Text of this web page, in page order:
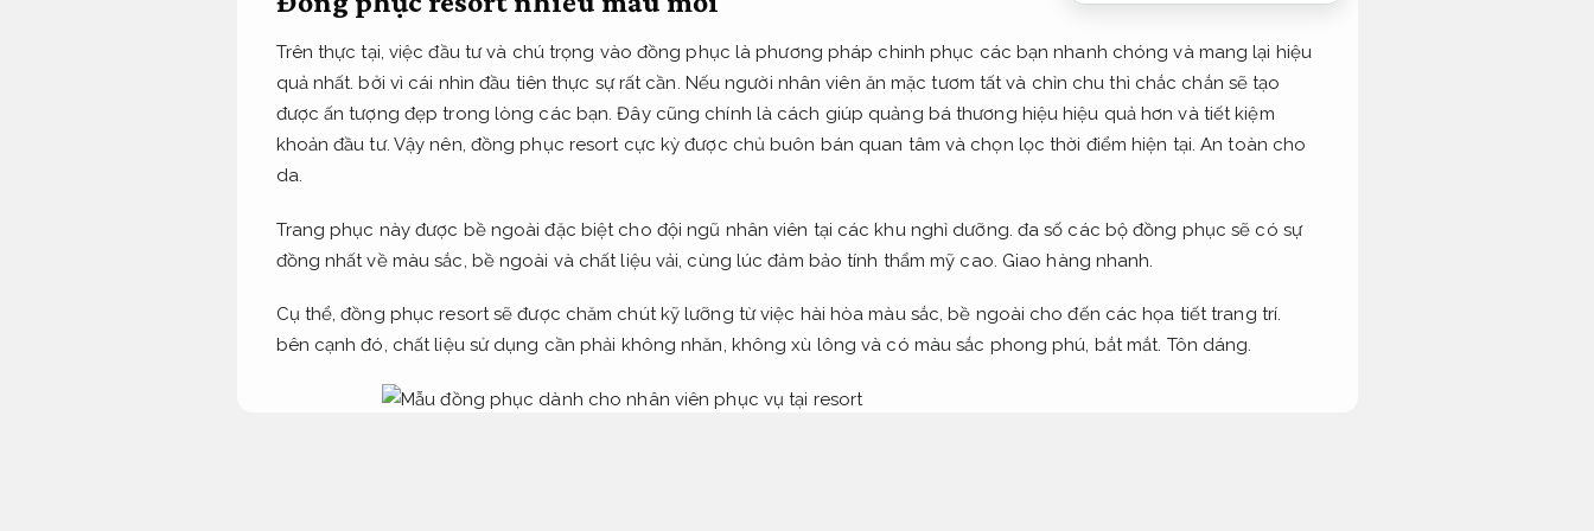
Trên thực tại, việc đầu tư và chú trọng vào đồng phục là phương pháp chinh phục các bạn nhanh chóng và mang lại hiệu
quả nhất. bởi vì cái nhìn đầu tiên thực sự rất cần. Nếu người nhân viên ăn mặc tươm tất và chỉn chu thì chắc chắn sẽ tạo
được ấn tượng đẹp trong lòng các bạn. Đây cũng chính là cách giúp quảng bá thương hiệu hiệu quả hơn và tiết kiệm
khoản đầu tư. Vậy nên, đồng phục resort cực kỳ được chủ buôn bán quan tâm và chọn lọc thời điểm hiện tại.An toàn cho
da.
Trang phục này được bề ngoài đặc biệt cho đội ngũ nhân viên tại các khu nghỉ dưỡng. đa số các bộ đồng phục sẽ có sự
đồng nhất về màu sắc, bề ngoài và chất liệu vải, cùng lúc đảm bảo tính thẩm mỹ cao. Giao hàng nhanh.
Cụ thể, đồng phục resort sẽ được chăm chút kỹ lưỡng từ việc hài hòa màu sắc, bề ngoài cho đến các họa tiết trang trí.
bên cạnh đó, chất liệu sử dụng cần phải không nhăn, không xù lông và có màu sắc phong phú, bắt mắt. Tôn dáng.